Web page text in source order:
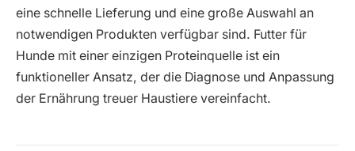
eine schnelle Lieferung und eine große Auswahl an
notwendigen Produkten verfügbar sind. Futter für
Hunde mit einer einzigen Proteinquelle ist ein
funktioneller Ansatz, der die Diagnose und Anpassung
der Ernährung treuer Haustiere vereinfacht.